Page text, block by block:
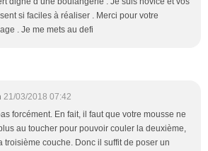
si faciles à réaliser . Merci pour votre
. Je me mets au defi
21/03/2018 07:42
forcément. En fait, il faut que votre mousse ne
au toucher pour pouvoir couler la deuxième,
troisième couche. Donc il suffit de poser un